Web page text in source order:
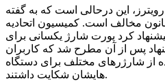
این درحالی است که به گفته
مخالف است. کمیسیون اتحادیه
کرد پورت شارژ یکسانی برای
پس از آن مطرح شد که کاربران
از شارژرهای مختلف برای دستگاه
هایشان شکایت داشتند.